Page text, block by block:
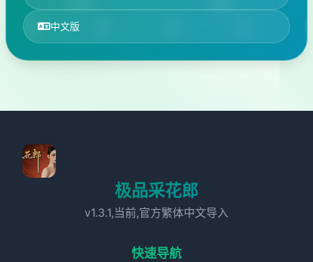
中文版
极品采花郎
v1.3.1,当前,官方繁体中文导入
快速导航